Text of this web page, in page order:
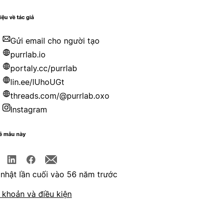
về tác giả
Gửi email cho người tạo
purrlab.io
portaly.cc/purrlab
lin.ee/lUhoUGt
threads.com/@purrlab.oxo
Instagram
mẫu này
lần cuối vào 56 năm trước
và điều kiện